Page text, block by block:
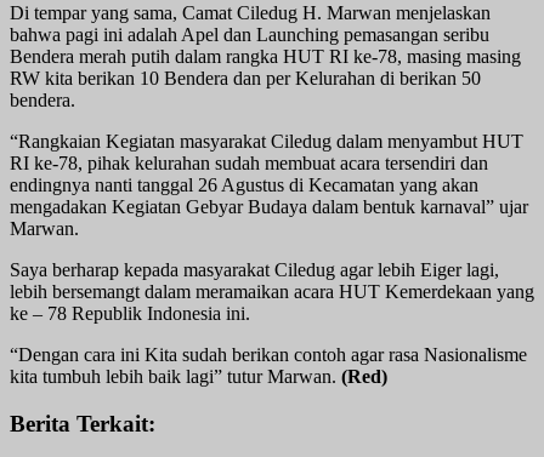
Di tempar yang sama, Camat Ciledug H. Marwan menjelaskan
bahwa pagi ini adalah Apel dan Launching pemasangan seribu
Bendera merah putih dalam rangka HUT RI ke-78, masing masing
RW kita berikan 10 Bendera dan per Kelurahan di berikan 50
bendera.
“Rangkaian Kegiatan masyarakat Ciledug dalam menyambut HUT
RI ke-78, pihak kelurahan sudah membuat acara tersendiri dan
endingnya nanti tanggal 26 Agustus di Kecamatan yang akan
mengadakan Kegiatan Gebyar Budaya dalam bentuk karnaval” ujar
Marwan.
Saya berharap kepada masyarakat Ciledug agar lebih Eiger lagi,
lebih bersemangt dalam meramaikan acara HUT Kemerdekaan yang
ke – 78 Republik Indonesia ini.
“Dengan cara ini Kita sudah berikan contoh agar rasa Nasionalisme
kita tumbuh lebih baik lagi” tutur Marwan. (Red)
Berita Terkait: